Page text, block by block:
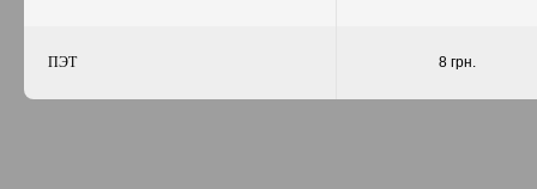
ПЭТ 8 грн.